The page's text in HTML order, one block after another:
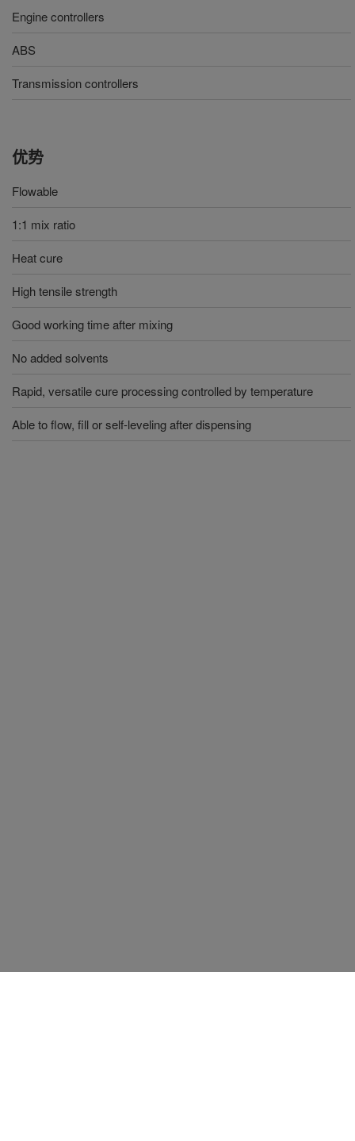
Engine controllers
ABS
Transmission controllers
优势
Flowable
1:1 mix ratio
Heat cure
High tensile strength
Good working time after mixing
No added solvents
Rapid, versatile cure processing controlled by temperature
Able to flow, fill or self-leveling after dispensing